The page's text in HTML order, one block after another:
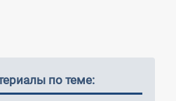
по теме: